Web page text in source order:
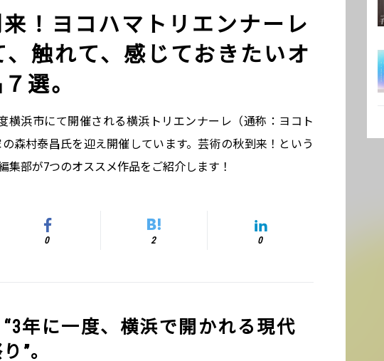
！ヨコハマトリエンナーレ
、触れて、感じておきたいオ
選。
横浜市にて開催される横浜トリエンナーレ（通称：ヨコト
の森村泰昌氏を迎え開催しています。芸術の秋到来！という
編集部が7つのオススメ作品をご紹介します！
0 2 0
年に一度、横浜で開かれる現代
”。